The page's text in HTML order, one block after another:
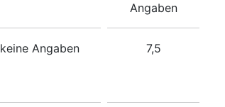
Angaben
keine Angaben 7,5